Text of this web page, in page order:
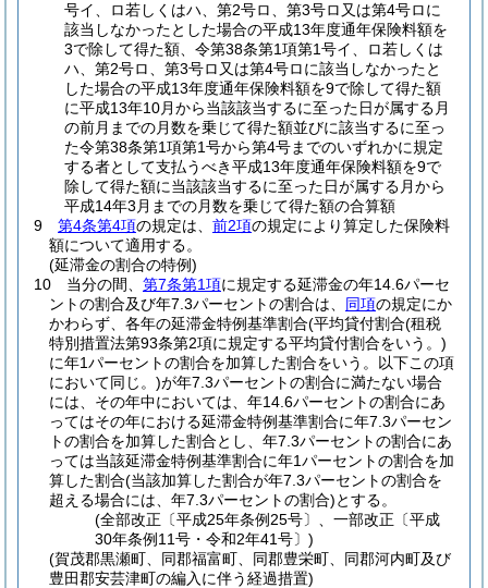
号イ、ロ若しくはハ、第2号ロ、第3号ロ又は第4号ロに
該当しなかったとした場合の平成13年度通年保険料額を
3で除して得た額、令第38条第1項第1号イ、ロ若しくは
ハ、第2号ロ、第3号ロ又は第4号ロに該当しなかったと
した場合の平成13年度通年保険料額を9で除して得た額
に平成13年10月から当該該当するに至った日が属する月
の前月までの月数を乗じて得た額並びに該当するに至っ
た令第38条第1項第1号から第4号までのいずれかに規定
する者として支払うべき平成13年度通年保険料額を9で
除して得た額に当該該当するに至った日が属する月から
平成14年3月までの月数を乗じて得た額の合算額
9
第4条第4項の規定は、 前2項の規定により算定した保険料
額について適用する。
(延滞金の割合の特例)
10
当分の間、 第7条第1項に規定する延滞金の年14.6パーセ
ントの割合及び年7.3パーセントの割合は、 同項の規定にか
かわらず、各年の延滞金特例基準割合(平均貸付割合(租税
特別措置法第93条第2項に規定する平均貸付割合をいう。)
に年1パーセントの割合を加算した割合をいう。以下この項
において同じ。)が年7.3パーセントの割合に満たない場合
には、その年中においては、年14.6パーセントの割合にあ
ってはその年における延滞金特例基準割合に年7.3パーセン
トの割合を加算した割合とし、年7.3パーセントの割合にあ
っては当該延滞金特例基準割合に年1パーセントの割合を加
算した割合(当該加算した割合が年7.3パーセントの割合を
超える場合には、年7.3パーセントの割合)とする。
(全部改正〔平成25年条例25号〕、一部改正〔平成
30年条例11号・令和2年41号〕)
(賀茂郡黒瀬町、同郡福富町、同郡豊栄町、同郡河内町及び
豊田郡安芸津町の編入に伴う経過措置)